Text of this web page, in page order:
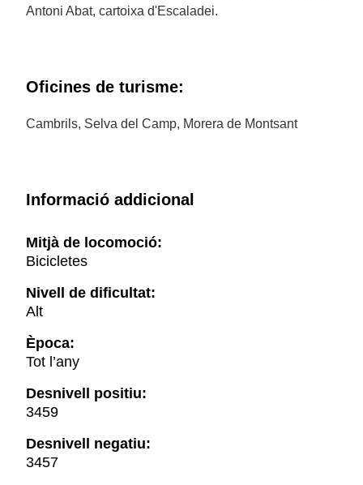
Antoni Abat, cartoixa d'Escaladei.
Oficines de turisme:
Cambrils, Selva del Camp, Morera de Montsant
Informació addicional
Mitjà de locomoció:
Bicicletes
Nivell de dificultat:
Alt
Època:
Tot l’any
Desnivell positiu:
3459
Desnivell negatiu:
3457